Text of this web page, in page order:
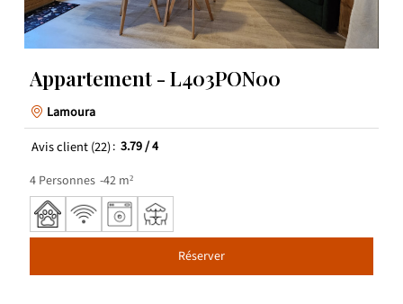
Appartement - L403PON00
Lamoura
Avis client(22) 3.79/ 4
4 Personnes 42 m²
Réserver